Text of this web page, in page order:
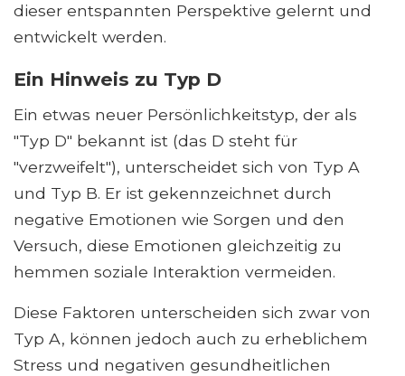
dieser entspannten Perspektive gelernt und
entwickelt werden.
Ein Hinweis zu Typ D
Ein etwas neuer Persönlichkeitstyp, der als
"Typ D" bekannt ist (das D steht für
"verzweifelt"), unterscheidet sich von Typ A
und Typ B. Er ist gekennzeichnet durch
negative Emotionen wie Sorgen und den
Versuch, diese Emotionen gleichzeitig zu
hemmen soziale Interaktion vermeiden.
Diese Faktoren unterscheiden sich zwar von
Typ A, können jedoch auch zu erheblichem
Stress und negativen gesundheitlichen